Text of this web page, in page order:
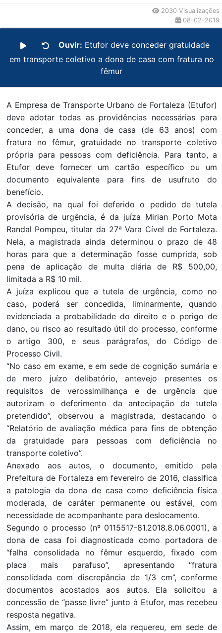
2030 Visualizações
08-02-2019
Ouvir: Etufor deve conceder gratuidade
em transporte coletivo a dona de casa com fratura no
fêmur
A Empresa de Transporte Urbano de Fortaleza (Etufor)
deve adotar todas as providências necessárias para
conceder, a uma dona de casa (de 63 anos) com
fratura no fêmur, gratuidade no transporte coletivo
própria para pessoas com deficiência. Para tanto, a
Etufor deve fornecer um cartão específico ou um
documento equivalente para fins de usufruto do
benefício.
A decisão, na qual foi deferido o pedido de tutela
provisória de urgência, é da juíza Mirian Porto Mota
Randal Pompeu, titular da 27ª Vara Cível de Fortaleza.
Nela, a magistrada ainda determinou o prazo de 48
horas para que a determinação fosse cumprida, sob
pena de aplicação de multa diária de R$ 500,00,
limitada a R$ 10 mil.
A juíza explicou que a tutela de urgência, como no
caso, poderá ser concedida, liminarmente, quando
evidenciada a probabilidade do direito e o perigo de
dano, ou risco ao resultado útil do processo, conforme
o artigo 300, e seus parágrafos, do Código de
Processo Civil.
“No caso em exame, e em sede de cognição sumária e
de mero juízo delibatório, antevejo presentes os
requisitos de verossimilhança e de urgência que
autorizam o deferimento da antecipação da tutela
pretendido”, observou a magistrada, destacando o
“Relatório de avaliação médica para fins de obtenção
da gratuidade para pessoas com deficiência no
transporte coletivo”.
Anexado aos autos, o documento, emitido pela
Prefeitura de Fortaleza em fevereiro de 2016, classifica
a patologia da dona de casa como deficiência física
moderada, de caráter permanente ou estável, com
necessidade de acompanhante para deslocamento.
Segundo o processo (nº 0115517-81.2018.8.06.0001), a
dona de casa foi diagnosticada como portadora de
“falha consolidada no fêmur esquerdo, fixado com
placa mais parafuso”, apresentando “fratura
consolidada com discrepância de 1/3 cm”, conforme
documentos acostados aos autos. Ela solicitou a
concessão de “passe livre” junto à Etufor, mas recebeu
resposta negativa.
Assim, em março de 2018, ela requereu, em sede de